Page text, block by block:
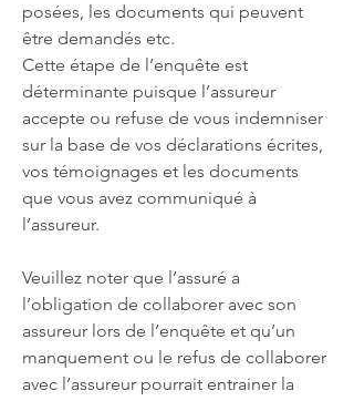
posées, les documents qui peuvent
être demandés etc.
Cette étape de l’enquête est
déterminante puisque l’assureur
accepte ou refuse de vous indemniser
sur la base de vos déclarations écrites,
vos témoignages et les documents
que vous avez communiqué à
l’assureur.
Veuillez noter que l’assuré a
l’obligation de collaborer avec son
assureur lors de l’enquête et qu’un
manquement ou le refus de collaborer
avec l’assureur pourrait entrainer la